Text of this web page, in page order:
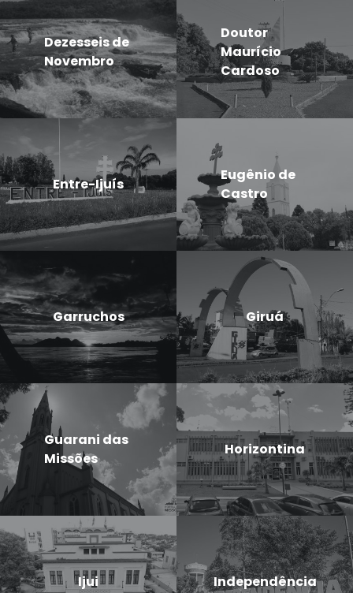
Dezesseis de
Novembro
Doutor
Maurício
Cardoso
Entre-Ijuís
Eugênio de
Castro
Garruchos Giruá
Guarani das
Missões
Horizontina
Ijui Independência